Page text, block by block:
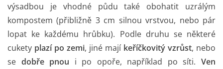
výsadbou je vhodné půdu také obohatit uzrálým
kompostem (přibližně 3 cm silnou vrstvou, nebo pár
lopat ke každému hrůbku). Podle druhu se některé
cukety plazí po zemi, jiné mají keříčkovitý vzrůst, nebo
se dobře pnou i po opoře, například po síti.Ven